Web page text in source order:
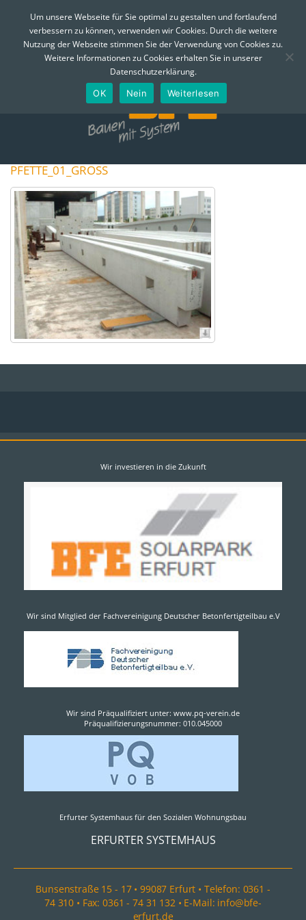
Telefon:0361 - 74 310Email:info@bfe-erfurt.de
PFETTE_01_GROSS
Wir investieren in die Zukunft
Wir sind Mitglied der Fachvereinigung Deutscher Betonfertigteilbau e.V
Wir sind Präqualifiziert unter: www.pq-verein.de
Präqualifizierungsnummer: 010.045000
Erfurter Systemhaus für den Sozialen Wohnungsbau
ERFURTER SYSTEMHAUS
Bunsenstraße 15 - 17 • 99087 Erfurt • Telefon: 0361 -
74 310 • Fax: 0361 - 74 31 132 • E-Mail: info@bfe-
erfurt.de
MENÜUm unsere Webseite für Sie optimal zu gestalten und fortlaufend
verbessern zu können, verwenden wir Cookies. Durch die weitere
Nutzung der Webseite stimmen Sie der Verwendung von Cookies zu.
Weitere Informationen zu Cookies erhalten Sie in unserer
Datenschutzerklärung.
OK Nein Weiterlesen